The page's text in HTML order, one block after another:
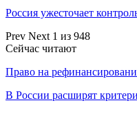
Россия ужесточает
Prev Next 1 из 948
Сейчас читают
Право на
В России расширят